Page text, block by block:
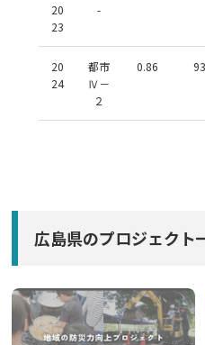
20
23
-
20
24
都市
Ⅳ－
２
0.86
広島県のプロジェクト